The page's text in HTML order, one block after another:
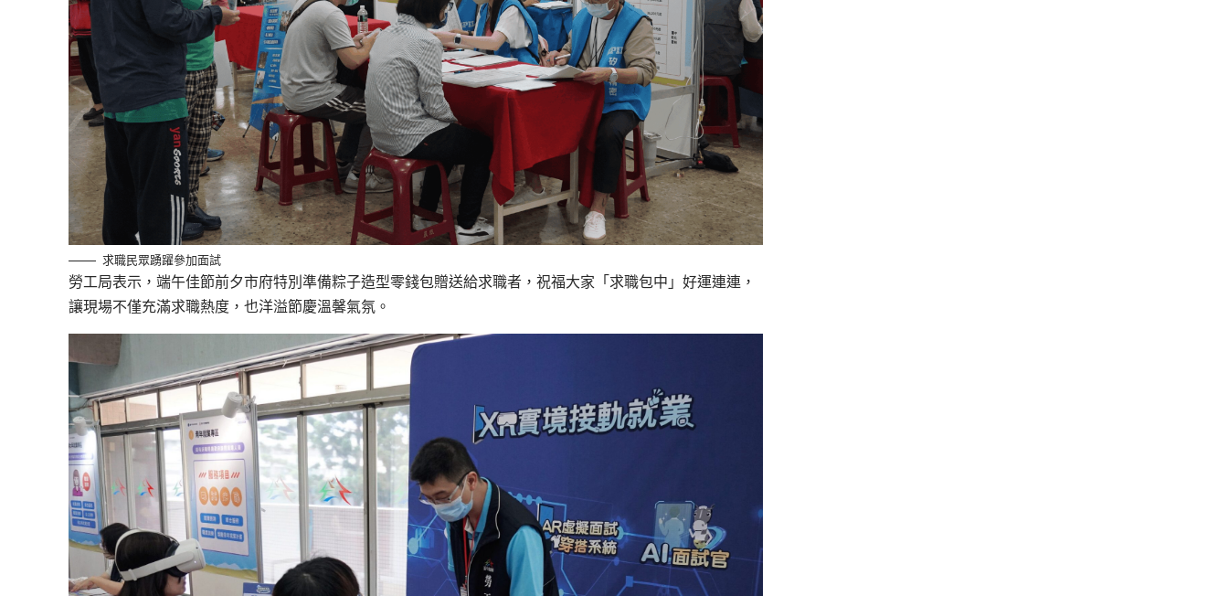
求職民眾踴躍參加面試
勞工局表示，端午佳節前夕市府特別準備粽子造型零錢包贈送給求職者，祝福大家「求職包中」好運連連，
讓現場不僅充滿求職熱度，也洋溢節慶溫馨氣氛。